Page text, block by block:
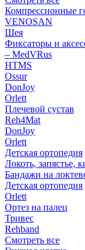
Компрессионные
VENOSAN
Шея
Фиксаторы и
– MedVRus
HTMS
Ossur
DonJoy
Orlett
Плечевой сустав
Reh4Mat
DonJoy
Orlett
Детская ортопедия
Локоть, запястье,
Бандажи на
Детская ортопедия
Orlett
Ортез на палец
Тривес
Rehband
Смотреть все